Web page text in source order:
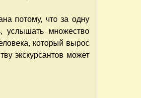
потому, что за одну
услышать множество
который вырос
экскурсантов может